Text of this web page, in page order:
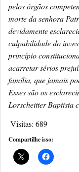
pelos órgãos
morte da senhora
devidamente
culpabilidade do
princípio
acarretar sérios
família, que jamais
Esses são os
Lorscheitter Baptista
Visitas: 689
Compartilhe isso: